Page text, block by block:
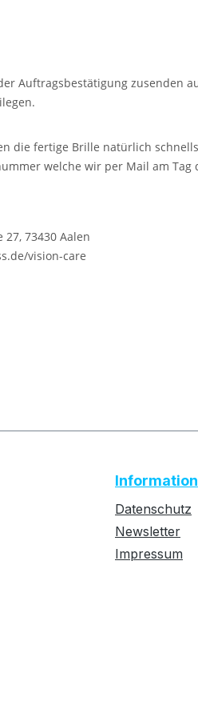
Auftragsbestätigung zusenden
die fertige Brille natürlich
welche wir per Mail am Tag
73430 Aalen
vision-care
Information
Datenschutz
Newsletter
Impressum